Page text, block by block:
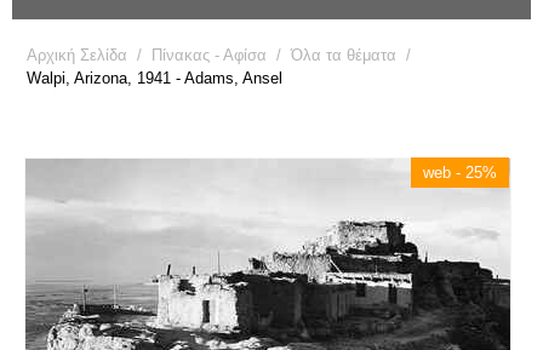
Αρχική Σελίδα / Πίνακας - Αφίσα / Όλα τα θέματα /
Walpi, Arizona, 1941 - Adams, Ansel
web - 25%